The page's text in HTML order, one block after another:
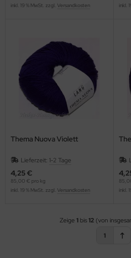
inkl. 19 % MwSt. zzgl. Versandkosten
inkl.
Thema Nuova Violett
Lieferzeit: 1-2 Tage
4,25 €
85,00 € pro kg
inkl. 19 % MwSt. zzgl. Versandkosten
inkl.
Zeige 1bis12(von
1